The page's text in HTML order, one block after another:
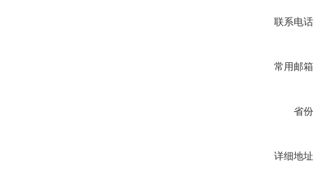
联系电
常用邮
省
详细地